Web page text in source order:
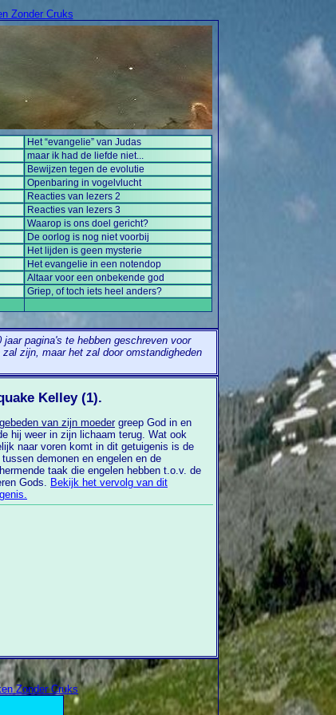
Zonder Cruks
Het “evangelie” van Judas
maar ik had de liefde niet...
Bewijzen tegen de evolutie
Openbaring in vogelvlucht
Reacties van lezers 2
Reacties van lezers 3
Waarop is ons doel gericht?
De oorlog is nog niet voorbij
Het lijden is geen mysterie
Het evangelie in een notendop
Altaar voor een onbekende god
Griep, of toch iets heel anders?
pagina's te hebben geschreven voor
zijn, maar het zal door omstandigheden
Kelley (1).
vele gebeden van zijn moedergreep God in en
hij weer in zijn lichaam terug. Wat ook
voren komt in dit getuigenis is de
demonen en engelen en de
taak die engelen hebben t.o.v. de
kinderen Gods. Bekijk het vervolg van dit